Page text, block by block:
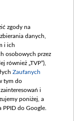
zgody na
danych,
i ich
osobowych przez
również „TVP”),
Zaufanych
tym do
i
poniżej, a
PPID do Google.